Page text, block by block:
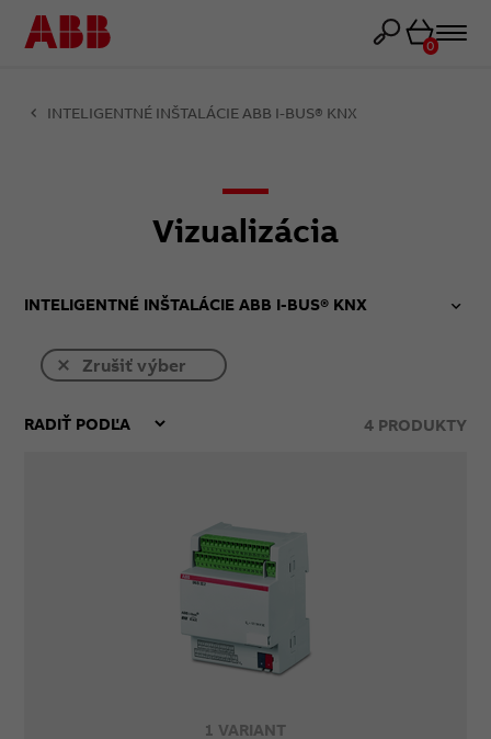
Košík
0
INTELIGENTNÉ INŠTALÁCIE ABB I-BUS® KNX
Vizualizácia
INTELIGENTNÉ INŠTALÁCIE ABB I-BUS® KNX
Zrušiť výber
4PRODUKTY
1 VARIANT